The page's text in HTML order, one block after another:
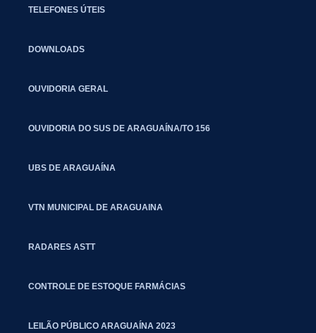
TELEFONES ÚTEIS
DOWNLOADS
OUVIDORIA GERAL
OUVIDORIA DO SUS DE ARAGUAÍNA/TO 156
UBS DE ARAGUAÍNA
VTN MUNICIPAL DE ARAGUAINA
RADARES ASTT
CONTROLE DE ESTOQUE FARMÁCIAS
LEILÃO PÚBLICO ARAGUAÍNA 2023